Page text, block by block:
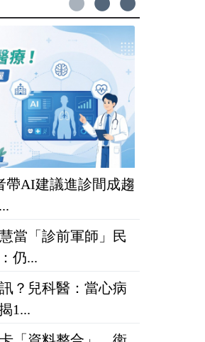
帶AI建議進診間成趨
當「診前軍師」民
仍...
？兒科醫：當心病
1...